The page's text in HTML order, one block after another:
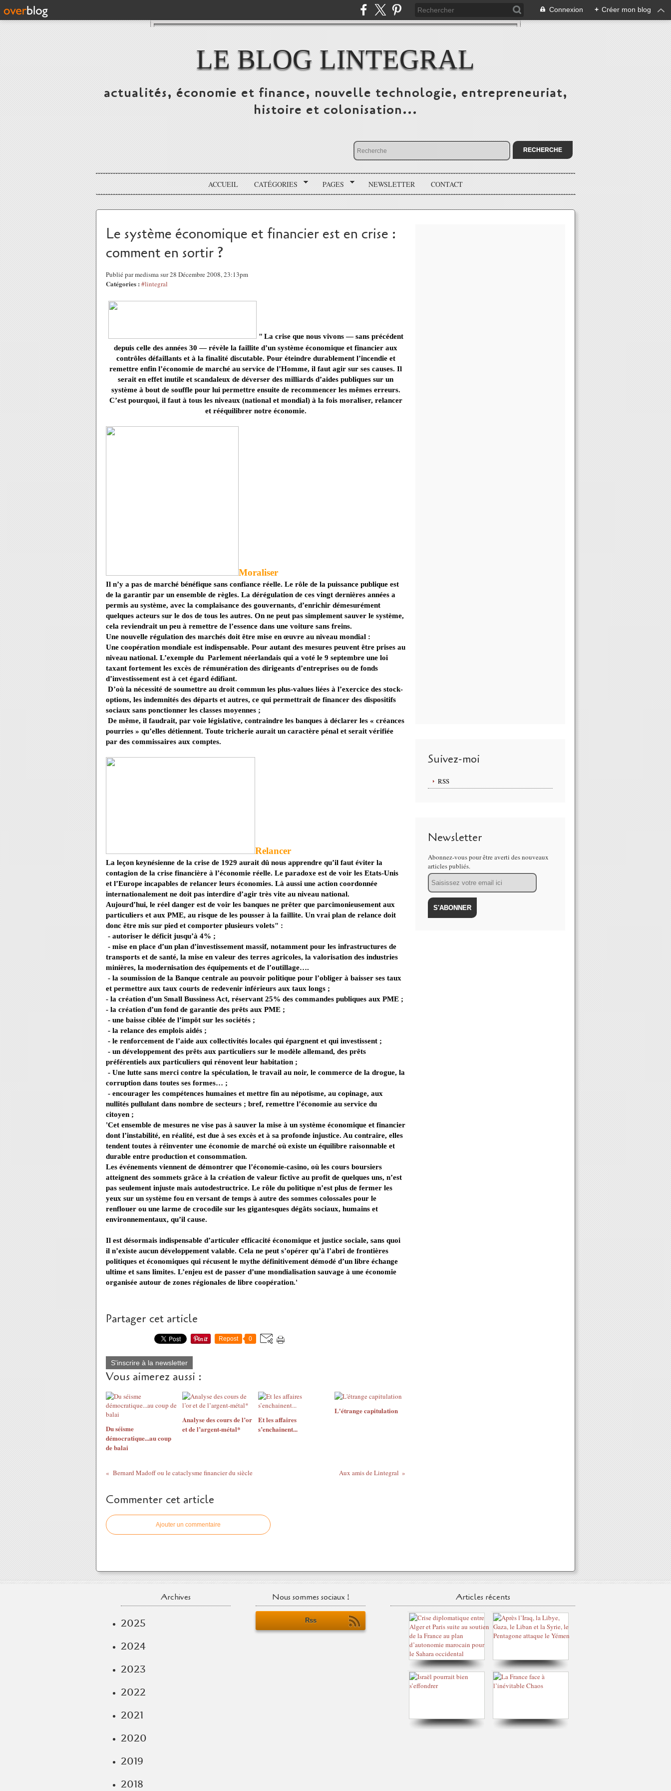
Connexion + Créer mon blog
LE BLOG LINTEGRAL
actualités, économie et finance, nouvelle technologie, entrepreneuriat,
histoire et colonisation...
ACCUEIL CATÉGORIES PAGES NEWSLETTER CONTACT
Le système économique et financier est en crise :
comment en sortir ?
Publié par medisma sur 28 Décembre 2008, 23:13pm
Catégories : #lintegral
" La crise que nous vivons — sans précédent
depuis celle des années 30 — révèle la faillite d’un système économique et financier aux
contrôles défaillants et à la finalité discutable. Pour éteindre durablement l’incendie et
remettre enfin l’économie de marché au service de l’Homme, il faut agir sur ses causes. Il
serait en effet inutile et scandaleux de déverser des milliards d’aides publiques sur un
système à bout de souffle pour lui permettre ensuite de recommencer les mêmes erreurs.
C’est pourquoi, il faut à tous les niveaux (national et mondial) à la fois moraliser, relancer
et rééquilibrer notre économie.
Moraliser
Il n’y a pas de marché bénéfique sans confiance réelle. Le rôle de la puissance publique est
de la garantir par un ensemble de règles. La dérégulation de ces vingt dernières années a
permis au système, avec la complaisance des gouvernants, d’enrichir démesurément
quelques acteurs sur le dos de tous les autres. On ne peut pas simplement sauver le système,
cela reviendrait un peu à remettre de l’essence dans une voiture sans freins.
Une nouvelle régulation des marchés doit être mise en œuvre au niveau mondial :
Une coopération mondiale est indispensable. Pour autant des mesures peuvent être prises au
niveau national. L’exemple du Parlement néerlandais qui a voté le 9 septembre une loi
taxant fortement les excès de rémunération des dirigeants d’entreprises ou de fonds
d’investissement est à cet égard édifiant.
D’où la nécessité de soumettre au droit commun les plus-values liées à l’exercice des stock-
options, les indemnités des départs et autres, ce qui permettrait de financer des dispositifs
sociaux sans ponctionner les classes moyennes ;
De même, il faudrait, par voie législative, contraindre les banques à déclarer les « créances
pourries » qu’elles détiennent. Toute tricherie aurait un caractère pénal et serait vérifiée
par des commissaires aux comptes.
Relancer
La leçon keynésienne de la crise de 1929 aurait dû nous apprendre qu’il faut éviter la
contagion de la crise financière à l’économie réelle. Le paradoxe est de voir les Etats-Unis
et l’Europe incapables de relancer leurs économies. Là aussi une action coordonnée
internationalement ne doit pas interdire d’agir très vite au niveau national.
Aujourd’hui, le réel danger est de voir les banques ne prêter que parcimonieusement aux
particuliers et aux PME, au risque de les pousser à la faillite. Un vrai plan de relance doit
donc être mis sur pied et comporter plusieurs volets" :
- autoriser le déficit jusqu’à 4% ;
- mise en place d’un plan d’investissement massif, notamment pour les infrastructures de
transports et de santé, la mise en valeur des terres agricoles, la valorisation des industries
minières, la modernisation des équipements et de l’outillage….
- la soumission de la Banque centrale au pouvoir politique pour l’obliger à baisser ses taux
et permettre aux taux courts de redevenir inférieurs aux taux longs ;
- la création d’un Small Bussiness Act, réservant 25% des commandes publiques aux PME ;
- la création d’un fond de garantie des prêts aux PME ;
- une baisse ciblée de l’impôt sur les sociétés ;
- la relance des emplois aidés ;
- le renforcement de l’aide aux collectivités locales qui épargnent et qui investissent ;
- un développement des prêts aux particuliers sur le modèle allemand, des prêts
préférentiels aux particuliers qui rénovent leur habitation ;
- Une lutte sans merci contre la spéculation, le travail au noir, le commerce de la drogue, la
corruption dans toutes ses formes… ;
- encourager les compétences humaines et mettre fin au népotisme, au copinage, aux
nullités pullulant dans nombre de secteurs ; bref, remettre l’économie au service du
citoyen ;
'Cet ensemble de mesures ne vise pas à sauver la mise à un système économique et financier
dont l’instabilité, en réalité, est due à ses excès et à sa profonde injustice. Au contraire, elles
tendent toutes à réinventer une économie de marché où existe un équilibre raisonnable et
durable entre production et consommation.
Les événements viennent de démontrer que l’économie-casino, où les cours boursiers
atteignent des sommets grâce à la création de valeur fictive au profit de quelques uns, n’est
pas seulement injuste mais autodestructrice. Le rôle du politique n’est plus de fermer les
yeux sur un système fou en versant de temps à autre des sommes colossales pour le
renflouer ou une larme de crocodile sur les gigantesques dégâts sociaux, humains et
environnementaux, qu’il cause.
Il est désormais indispensable d’articuler efficacité économique et justice sociale, sans quoi
il n’existe aucun développement valable. Cela ne peut s’opérer qu’à l’abri de frontières
politiques et économiques qui récusent le mythe définitivement démodé d’un libre échange
ultime et sans limites. L’enjeu est de passer d’une mondialisation sauvage à une économie
organisée autour de zones régionales de libre coopération.'
Partager cet article
Repost 0
S'inscrire à la newsletter
Vous aimerez aussi :
Du séisme
démocratique...au coup
de balai
Analyse des cours de l’or
et de l’argent-métal*
Et les affaires
s’enchainent...
L'étrange capitulation
Bernard Madoff ou le cataclysme financier du siècle Aux amis de Lintegral
Commenter cet article
Ajouter un commentaire
Suivez-moi
RSS
Newsletter
Abonnez-vous pour être averti des nouveaux
articles publiés.
Email
Archives
2025
2024
2023
2022
2021
2020
2019
2018
Nous sommes sociaux !
Rss
Articles récents